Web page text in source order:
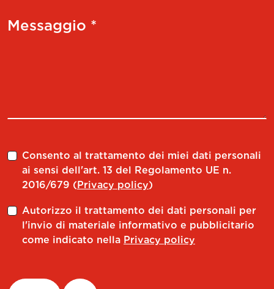
Messaggio *
Consento al trattamento dei miei dati personali
ai sensi dell'art. 13 del Regolamento UE n.
2016/679 (Privacy policy)
Autorizzo il trattamento dei dati personali per
l'invio di materiale informativo e pubblicitario
come indicato nella Privacy policy